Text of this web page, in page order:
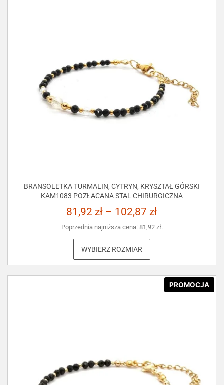
BRANSOLETKA TURMALIN, CYTRYN, KRYSZTAŁ GÓRSKI
KAM1083 POZŁACANA STAL CHIRURGICZNA
81,92 zł – 102,87 zł
Poprzednia najniższa cena: 81,92 zł.
WYBIERZ ROZMIAR
PROMOCJA